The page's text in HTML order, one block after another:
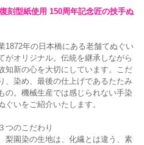
刻型紙使用 150周年記念匠の技手ぬ
1872年の日本橋にある老舗てぬぐい
がオリジナル。伝統を継承しながら
知新の心を大切にしています。こだ
、染め、最後の仕上げであるたたみ
の。機械生産では感じられない手染
いをご紹介いたします。
のこだわり
梨園染の生地は、化繊とは違う、素